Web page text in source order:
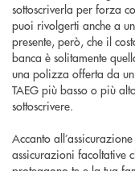
sottoscriverla per forza
puoi rivolgerti anche a
presente, però, che il
banca è solitamente
una polizza offerta da
TAEG più basso o più
sottoscrivere.
Accanto
assicurazioni facoltative